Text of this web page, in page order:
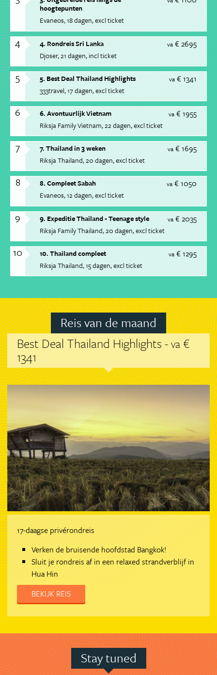
hoogtepunten
Evaneos 18 dagen excl ticket
4 va € 2695
4. Rondreis Sri Lanka
Djoser 21 dagen incl ticket
5 va € 1341
5. Best Deal Thailand Highlights
333travel 17 dagen excl ticket
6 va € 1955
6. Avontuurlijk Vietnam
Riksja Family Vietnam 22 dagen excl ticket
7 va € 1695
7. Thailand in 3 weken
Riksja Thailand 20 dagen excl ticket
8 va € 1050
8. Compleet Sabah
Evaneos 12 dagen excl ticket
9 va € 2035
9. Expeditie Thailand - Teenage style
Riksja Family Thailand 20 dagen excl ticket
10 va € 1295
10. Thailand compleet
Riksja Thailand 15 dagen excl ticket
Reis van de maand
Best Deal Thailand Highlights -va €
1341
17-daagse privérondreis
Verken de bruisende hoofdstad Bangkok!
Sluit je rondreis af in een relaxed strandverblijf in
Hua Hin
BEKIJK REIS
Stay tuned